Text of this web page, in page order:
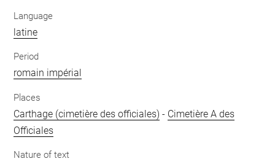
Language
latine
Period
romain impérial
Places
Carthage (cimetière des officiales) - Cimetière A des
Officiales
Nature of text